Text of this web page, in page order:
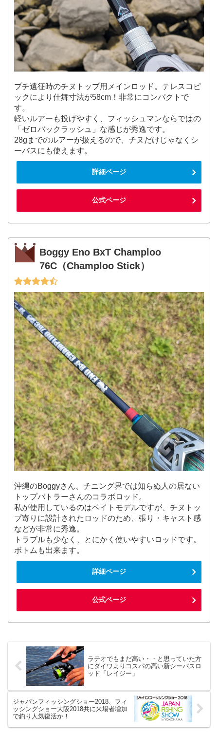
プチ遠征時のチヌトップ用メインロッド。テレスコピ
ックにより仕舞寸法が58cm！非常にコンパクトで
す。
軽いルアーも投げやすく、フィッシュマンならではの
「ゼロバックラッシュ」な感じが秀逸です。
28gまでのルアーが扱えるので、チヌだけじゃなくシ
ーバスにも使えます。
詳細ページ
公式ページ
Boggy Eno BxT Champloo
76C（Champloo Stick）
沖縄のBoggyさん、チニング界では知らぬ人の居ない
トップバトラーさんのコラボロッド。
私が使用しているのはベイトモデルですが、チヌトッ
プ寄りに設計されたロッドのため、張り・キャスト感
などが非常に秀逸。
トラブルも少なく、とにかく使いやすいロッドです。
ボトムも出来ます。
詳細ページ
公式ページ
ラテオでもまだ高い・・と思っていた方
にダイワよりコスパの高い新シーバスロ
ッド「レイジー」
ジャパンフィッシングショー2018、フィ
ッシングショー大阪2018共に来場者増加
で釣り人気復活か！